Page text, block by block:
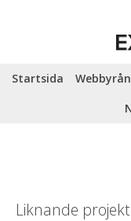
Startsida Webbyrån
Liknande projekt